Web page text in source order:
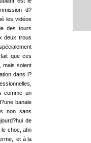
d?
les vidéos
des tours
deux trous
que ces
mais soient
dans l?
comme un
banale
non sans
de
le choc, afin
et à la